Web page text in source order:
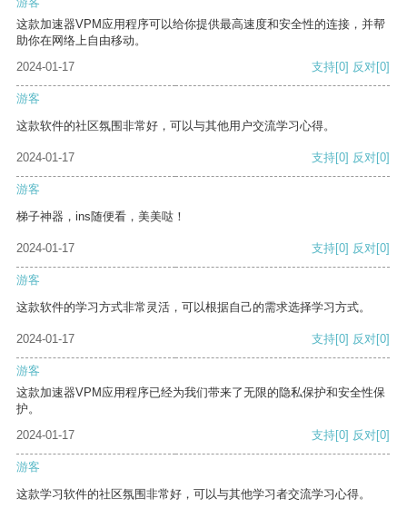
这款加速器VPM应用程序可以给你提供最高速度和安全性的连接，并帮
助你在网络上自由移动。
2024-01-17
支持[0] 反对[0]
游客
这款软件的社区氛围非常好，可以与其他用户交流学习心得。
2024-01-17 支持[0] 反对[0]
游客
梯子神器，ins随便看，美美哒！
2024-01-17 支持[0] 反对[0]
游客
这款软件的学习方式非常灵活，可以根据自己的需求选择学习方式。
2024-01-17 支持[0] 反对[0]
游客
这款加速器VPM应用程序已经为我们带来了无限的隐私保护和安全性保
护。
2024-01-17
支持[0] 反对[0]
游客
这款学习软件的社区氛围非常好，可以与其他学习者交流学习心得。